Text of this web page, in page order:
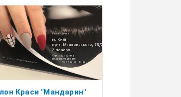
Краси "Мандарин"